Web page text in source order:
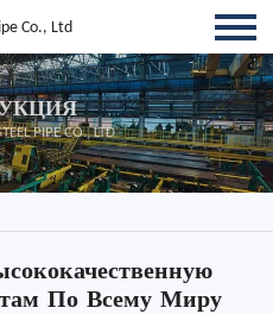
Co., Ltd
PIPE CO., LTD
По Всему Миру